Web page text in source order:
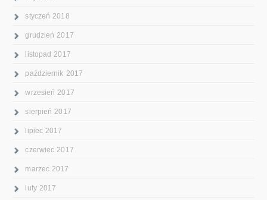
styczeń 2018
grudzień 2017
listopad 2017
październik 2017
wrzesień 2017
sierpień 2017
lipiec 2017
czerwiec 2017
marzec 2017
luty 2017